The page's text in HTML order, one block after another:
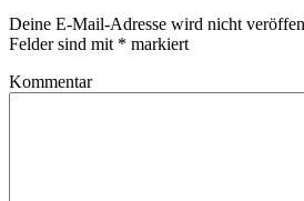
Deine E-Mail-Adresse wird nicht
Felder sind mit * markiert
Kommentar